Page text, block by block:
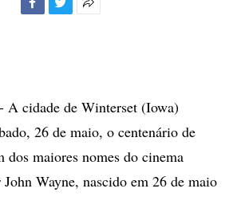
cidade de Winterset (Iowa)
26 de maio, o centenário de
dos maiores nomes do cinema
Wayne, nascido em 26 de maio